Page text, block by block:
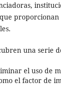
proporcionan
una serie
el uso de
el factor de